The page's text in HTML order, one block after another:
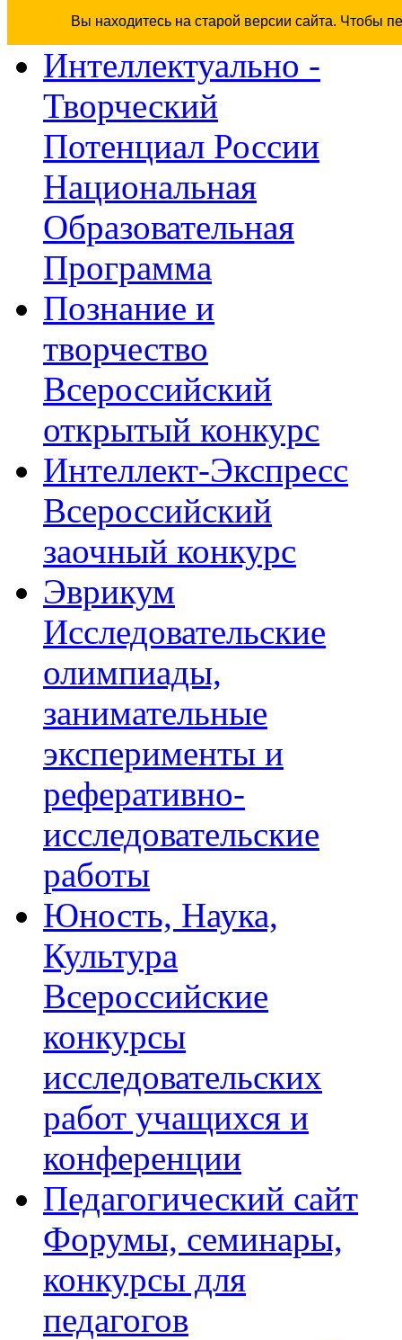
Вы находитесь на старой версии сайта. Чтобы
Интеллектуально -
Творческий
Потенциал России
Национальная
Образовательная
Программа
Познание и
творчество
Всероссийский
открытый конкурс
Интеллект-Экспресс
Всероссийский
заочный конкурс
Эврикум
Исследовательские
олимпиады,
занимательные
эксперименты и
реферативно-
исследовательские
работы
Юность, Наука,
Культура
Всероссийские
конкурсы
исследовательских
работ учащихся и
конференции
Педагогический сайт
Форумы, семинары,
конкурсы для
педагогов